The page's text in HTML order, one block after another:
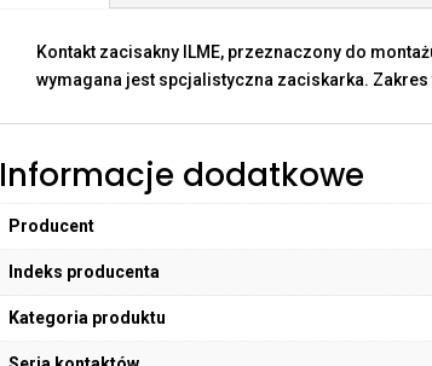
Kontakt zacisakny ILME, przeznaczony do
wymagana jest spcjalistyczna zaciskarka. Zakres
Informacje dodatkowe
Producent
Indeks producenta
Kategoria produktu